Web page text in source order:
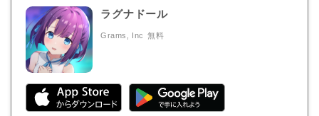
ラグナドール
Grams, Inc 無料